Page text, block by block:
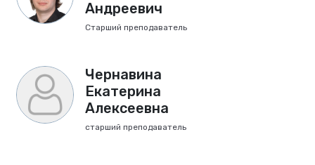
Андреевич
Старший преподаватель
Чернавина
Екатерина
Алексеевна
старший преподаватель